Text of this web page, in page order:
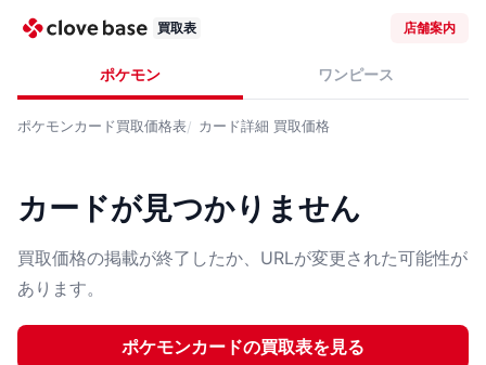
買取表 店舗案内
ポケモン ワンピース
ポケモンカード買取価格表 カード詳細 買取価格
カードが見つかりません
買取価格の掲載が終了したか、URLが変更された可能性が
あります。
ポケモンカードの買取表を見る